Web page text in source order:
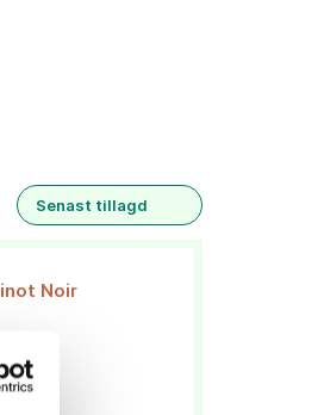
Senast tillagd